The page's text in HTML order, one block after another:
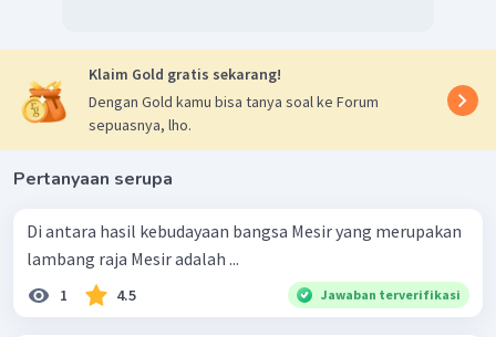
Klaim Gold gratis sekarang!
Dengan Gold kamu bisa tanya soal ke Forum
sepuasnya, lho.
Pertanyaan serupa
Di antara hasil kebudayaan bangsa Mesir yang merupakan
lambang raja Mesir adalah ...
1 4.5 Jawaban terverifikasi